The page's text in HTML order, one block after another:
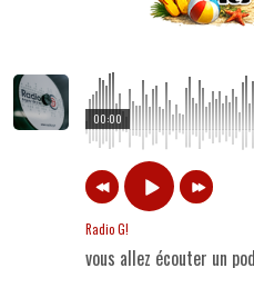
00:00
Radio G!
vous allez écouter un